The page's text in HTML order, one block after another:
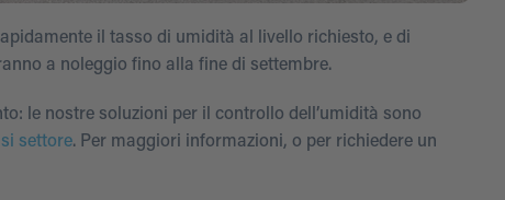
il tasso di umidità al livello richiesto, e di
a noleggio fino alla fine di settembre.
le nostre soluzioni per il controllo dell’umidità sono
settore. Per maggiori informazioni, o per richiedere un